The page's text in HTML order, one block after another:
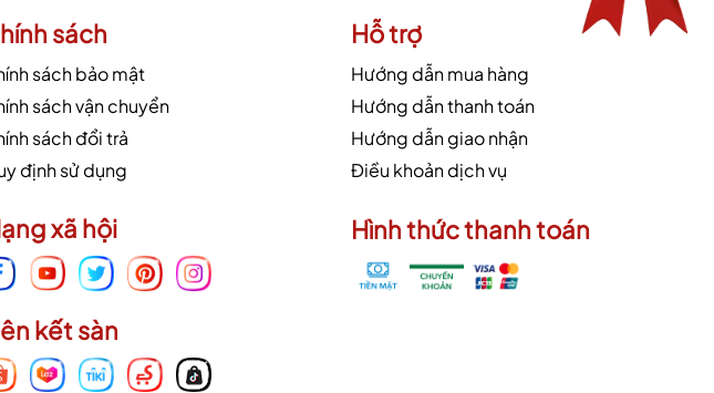
sách
sách bảo mật
sách vận chuyển
sách đổi trả
định sử dụng
Hỗ trợ
Hướng dẫn mua hàng
Hướng dẫn thanh toán
Hướng dẫn giao nhận
Điều khoản dịch vụ
xã hội
kết sàn
Hình thức thanh toán